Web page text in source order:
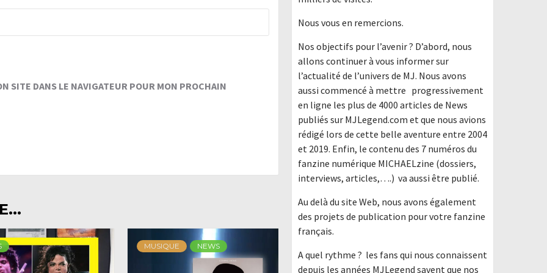
SITE DANS LE NAVIGATEUR POUR MON PROCHAIN
MUSIQUE NEWS
Nous vous en remercions.
Nos objectifs pour l’avenir ? D’abord, nous
allons continuer à vous informer sur
l’actualité de l’univers de MJ. Nous avons
aussi commencé à mettre progressivement
en ligne les plus de 4000 articles de News
publiés sur MJLegend.com et que nous avions
rédigé lors de cette belle aventure entre 2004
et 2019. Enfin, le contenu des 7 numéros du
fanzine numérique MICHAELzine (dossiers,
interviews, articles,….) va aussi être publié.
Au delà du site Web, nous avons également
des projets de publication pour votre fanzine
français.
A quel rythme ? les fans qui nous connaissent
depuis les années MJLegend savent que nos